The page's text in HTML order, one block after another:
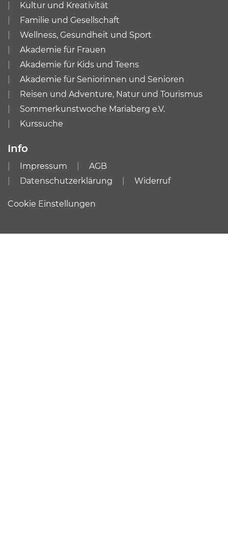
Kultur und Kreativität
Familie und Gesellschaft
Wellness, Gesundheit und Sport
Akademie für Frauen
Akademie für Kids und Teens
Akademie für Seniorinnen und Senioren
Reisen und Adventure, Natur und Tourismus
Sommerkunstwoche Mariaberg e.V.
Kurssuche
Info
Impressum
AGB
Datenschutzerklärung
Widerruf
Cookie Einstellungen